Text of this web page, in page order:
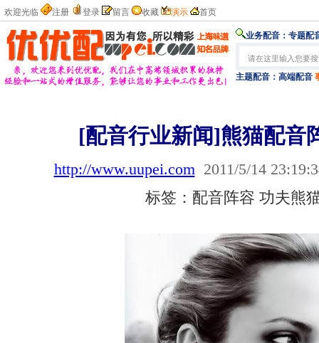
欢迎光临 注册 登录 留言 收藏 演示 首页
业务配音： 专题配
主题配音： 高端配音
[配音行业新闻]熊猫配音
http://www.uupei.com 2011/5/14
标签：配音阵容 功夫熊